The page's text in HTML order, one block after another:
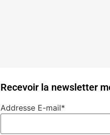
Recevoir la newsletter
Addresse E-mail*